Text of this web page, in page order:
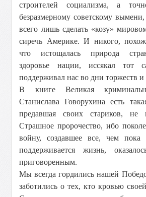
строителей социализма, а
безразмерному советскому
всего лишь сделать «козу»
сиречь Америке. И никого,
что истощалась природа
здоровье нации, иссякал тот
поддерживал нас во дни торжеств
В книге Великая
Станислава Говорухина есть
предавшая своих стариков, не
Страшное пророчество, ибо
войну, создавшее все, чем пока
поддерживается жизнь,
приговоренным.
Мы всегда гордились нашей
заботились о тех, кто кровью